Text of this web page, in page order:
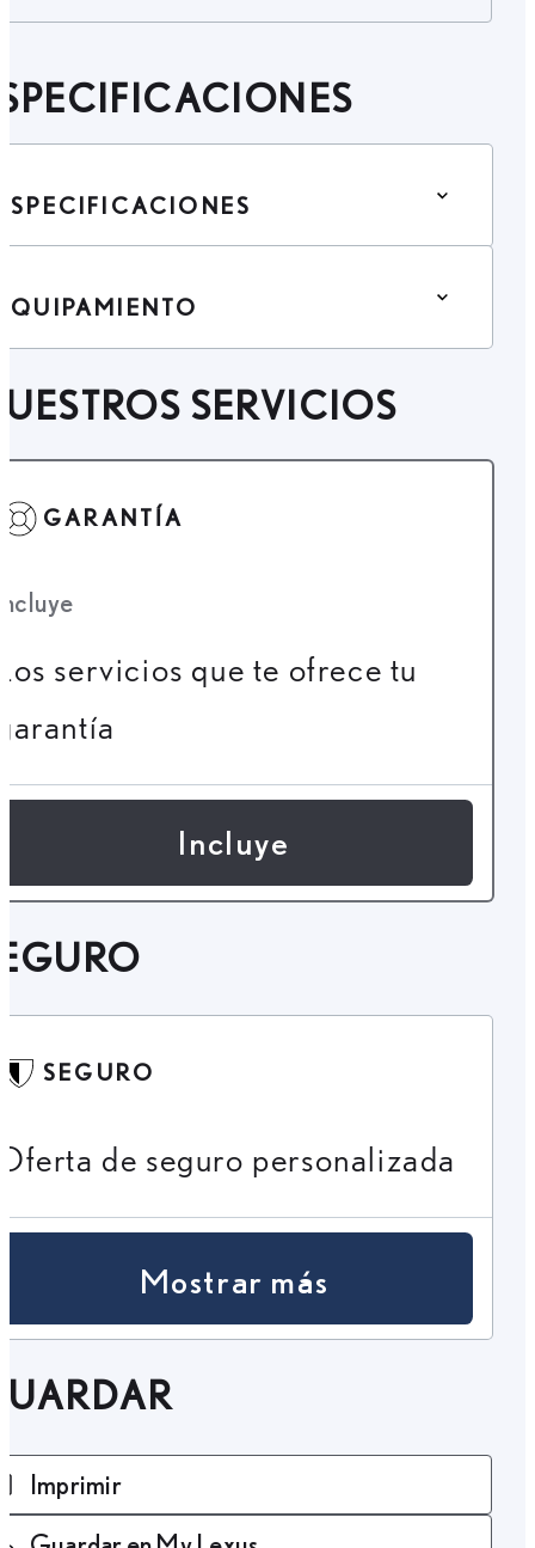
SERVICIOS
GARANTÍA
servicios que te ofrece tu
Incluye
SEGURO
de seguro personalizada
Mostrar más
Imprimir